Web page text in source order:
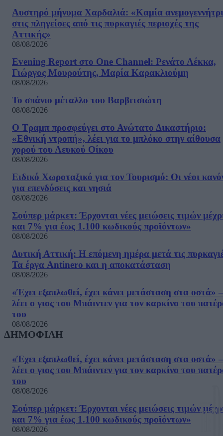
Αυστηρό μήνυμα Χαρδαλιά: «Καμία
στις πληγείσες από τις πυρκαγιές περιοχές της
Αττικής»
08/08/2026
Evening Report στο One Channel: Ρενάτο Λέκκα,
Γιώργος Μουρούτης, Μαρία Καρακλιούμη
08/08/2026
Το σπάνιο μέταλλο του Βαρβιτσιώτη
08/08/2026
Ο Τραμπ προσφεύγει στο Ανώτατο Δικαστήριο:
«Εθνική ντροπή», λέει για το μπλόκο στην αίθουσα
χορού του Λευκού Οίκου
08/08/2026
Ειδικό Χωροταξικό για τον Τουρισμό: Οι νέοι
για επενδύσεις και νησιά
08/08/2026
Σούπερ μάρκετ: Έρχονται νέες μειώσεις τιμών
και 7% για έως 1.100 κωδικούς προϊόντων»
08/08/2026
Δυτική Αττική: Η επόμενη ημέρα μετά τις
Τα έργα Antinero και η αποκατάσταση
08/08/2026
«Έχει εξαπλωθεί, έχει κάνει μετάσταση στα οστά»
λέει ο γιος του Μπάιντεν για τον καρκίνο του
του
08/08/2026
ΔΗΜΟΦΙΛΗ
«Έχει εξαπλωθεί, έχει κάνει μετάσταση στα οστά»
λέει ο γιος του Μπάιντεν για τον καρκίνο του
του
08/08/2026
Σούπερ μάρκετ: Έρχονται νέες μειώσεις τιμών
και 7% για έως 1.100 κωδικούς προϊόντων»
08/08/2026